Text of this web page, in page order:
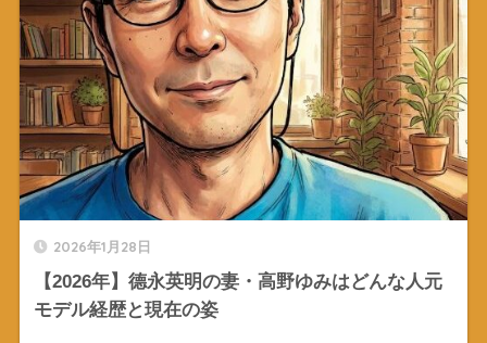
2026年1月28日
【2026年】德永英明の妻・高野ゆみはどんな人元
モデル経歴と現在の姿